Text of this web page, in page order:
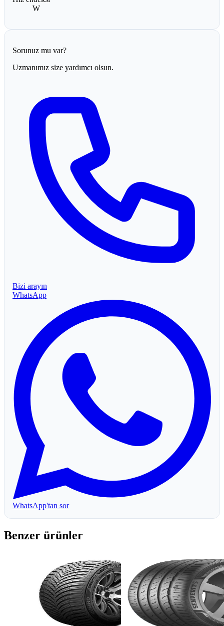
W
Sorunuz mu var?
Uzmanımız size yardımcı olsun.
Bizi arayın
WhatsApp
WhatsApp'tan sor
Benzer ürünler